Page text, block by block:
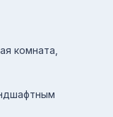
комната,